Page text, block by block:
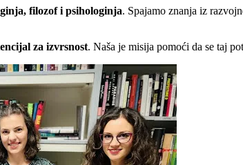
filozof i psihologinja. Spajamo znanja iz
za izvrsnost. Naša je misija pomoći da se taj